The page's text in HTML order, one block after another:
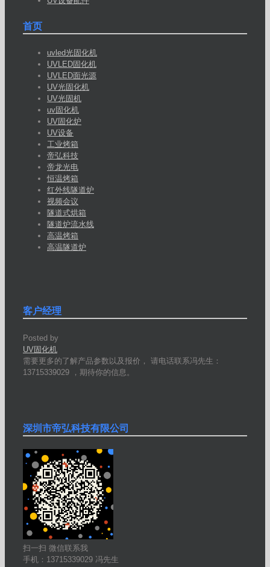
首页
uvled光固化机
UVLED固化机
UVLED面光源
UV光固化机
UV光固机
uv固化机
UV固化炉
UV设备
工业烤箱
帝弘科技
帝龙光电
恒温烤箱
红外线隧道炉
视频会议
隧道式烘箱
隧道炉流水线
高温烤箱
高温隧道炉
客户经理
Posted by
UV固化机
需要更多的了解产品参数以及报价， 请电话联系冯先生：
13715339029 ，期待你的信息。
深圳市帝弘科技有限公司
扫一扫 微信联系我
手机：13715339029 冯先生